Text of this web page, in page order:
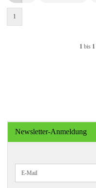
1
1 bis 1
Newsletter-Anmeldung
ZUR
NEWSLETTER-
E-
Mail